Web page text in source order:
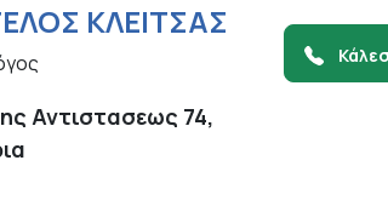
ΚΛΕΙΤΣΑΣ
Αντιστασεως 74,